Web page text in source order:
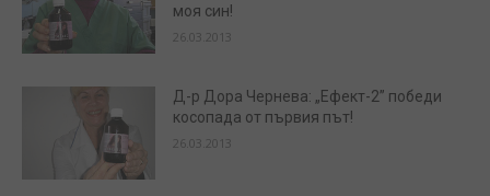
моя син!
26.03.2013
Д-р Дора Чернева: „Ефект-2” победи
косопада от първия път!
26.03.2013